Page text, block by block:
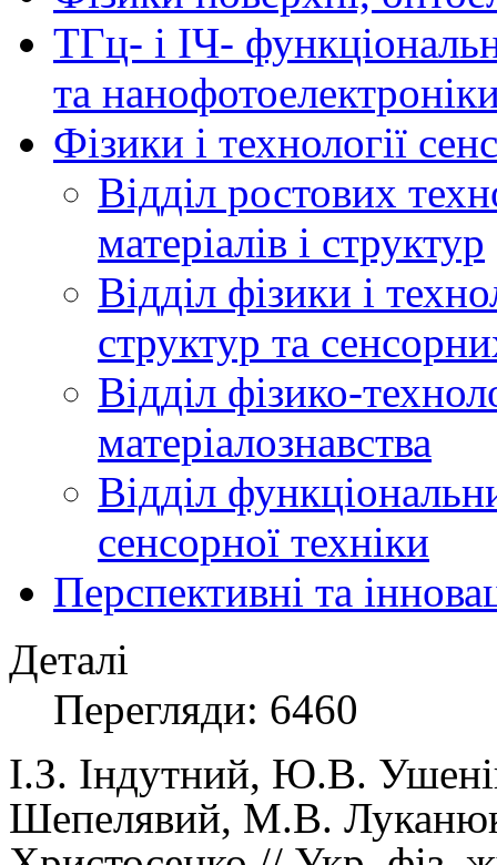
ТГц- і ІЧ-
та
Фізики і технології
Відділ ростових
матеріалів і структур
Відділ фізики і
структур та
Відділ фізико-
матеріалознавства
Відділ
сенсорної техніки
Перспективні та
Деталі
Перегляди: 6460
І.З. Індутний, Ю.В.
Шепелявий, М.В.